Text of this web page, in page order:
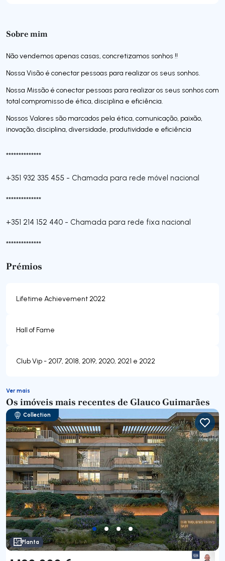
Sobre mim
Não vendemos apenas casas, concretizamos sonhos !!
Nossa Visão é conectar pessoas para realizar os seus sonhos.
Nossa Missão é conectar pessoas para realizar os seus sonhos com
total compromisso de ética, disciplina e eficiência.
Nossos Valores são marcados pela ética, comunicação, paixão,
inovação, disciplina, diversidade, produtividade e eficiência
**************
+351 932 335 455 - Chamada para rede móvel nacional
**************
+351 214 152 440 - Chamada para rede fixa nacional
**************
Prémios
Lifetime Achievement 2022
Hall of Fame
Club Vip - 2017, 2018, 2019, 2020, 2021 e 2022
Ver mais
Os imóveis mais recentes de Glauco Guimarães
Collection
Planta